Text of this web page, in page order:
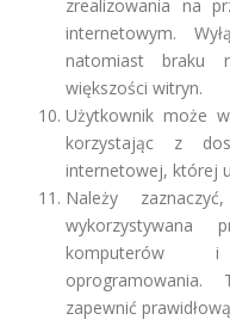
zrealizowania na
internetowym.
natomiast braku
większości witryn.
Użytkownik może
korzystając z
internetowej, której
Należy
wykorzystywana
komputerów i
zapewnić